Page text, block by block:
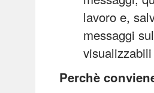
lavoro e,
messaggi
Perchè